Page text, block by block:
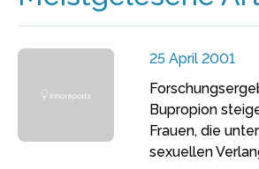
25 April 2001
Bupropion
Frauen, die
sexuellen